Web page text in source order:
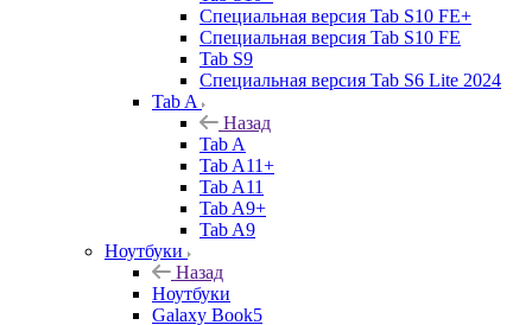
Специальная версия Tab S10 FE+
Специальная версия Tab S10 FE
Tab S9
Специальная версия Tab S6 Lite 2024
Tab A
Назад
Tab A
Tab A11+
Tab A11
Tab A9+
Tab A9
Ноутбуки
Назад
Ноутбуки
Galaxy Book5